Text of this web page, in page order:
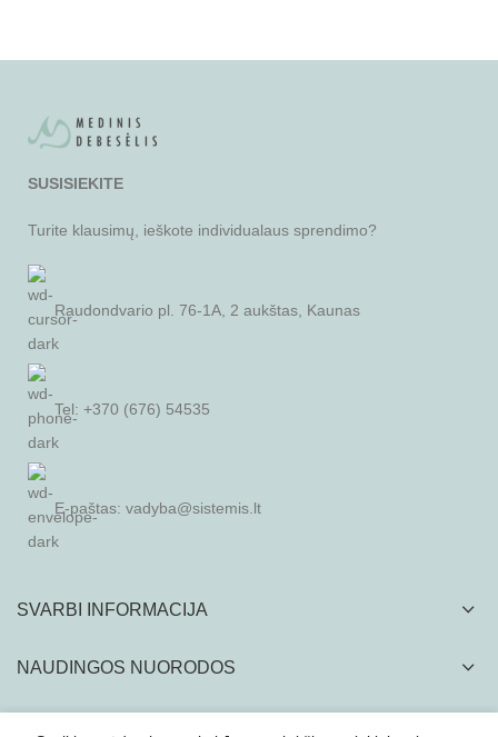
SUSISIEKITE
Turite klausimų, ieškote individualaus sprendimo?
Raudondvario pl. 76-1A, 2 aukštas, Kaunas
Tel: +370 (676) 54535
E-paštas: vadyba@sistemis.lt
SVARBI INFORMACIJA
NAUDINGOS NUORODOS